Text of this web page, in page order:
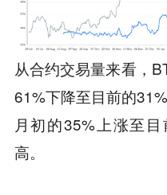
从合约交易量来看，
61%下降至目前的
月初的35%上涨至
高。